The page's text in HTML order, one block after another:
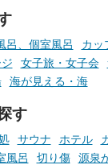
呂、個室風呂 カッ
女子旅・女子会
海が見える・海
す
サウナ ホテル
風呂 切り傷 源泉